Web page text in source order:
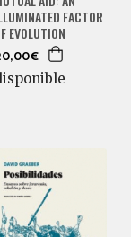
FACTOR
EVOLUTION